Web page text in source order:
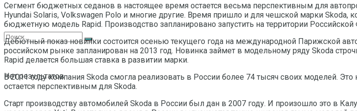
Нет результатов
Сегмент бюджетных седанов в настоящее время остается весьма перспективным для
Hyundai Solaris, Volkswagen Polo и многие другие. Время пришло и для чешской марки Skoda,
бюджетную модель Rapid. Производство запланировано запустить на территории
Дебютный показ новинки состоится осенью текущего года на международной Парижской
российском рынке запланирован на 2013 год. Новинка займет в модельному ряду Skoda
Rapid делается большая ставка в развитии марки.
В 2011 году компания Skoda смогла реализовать в России более 74 тысяч своих моделей.
остается перспективным для Skoda.
Старт производству автомобилей Skoda в России был дан в 2007 году. И произошло это в